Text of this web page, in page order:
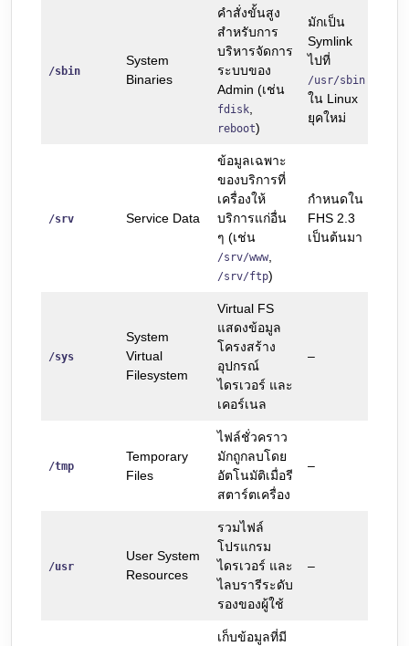
/sbin
System
Binaries
คำสั่งขั้นสูง
สำหรับการ
บริหารจัดการ
ระบบของ
Admin (เช่น
fdisk,
reboot)
มักเป็น
Symlink
ไปที่
/usr/sbin
ใน Linux
ยุคใหม่
/srv Service Data
ข้อมูลเฉพาะ
ของบริการที่
เครื่องให้
บริการแก่อื่น
ๆ (เช่น
/srv/www,
/srv/ftp)
กำหนดใน
FHS 2.3
เป็นต้นมา
/sys
System
Virtual
Filesystem
Virtual FS
แสดงข้อมูล
โครงสร้าง
อุปกรณ์
ไดรเวอร์ และ
เคอร์เนล
–
/tmp
Temporary
Files
ไฟล์ชั่วคราว
มักถูกลบโดย
อัตโนมัติเมื่อรี
สตาร์ตเครื่อง
–
/usr
User System
Resources
รวมไฟล์
โปรแกรม
ไดรเวอร์ และ
ไลบรารีระดับ
รองของผู้ใช้
–
เก็บข้อมูลที่มี